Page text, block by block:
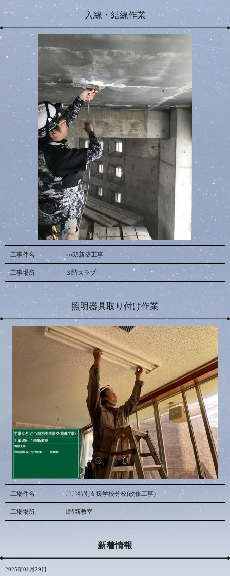
入線・結線作業
工事件名 ○○邸新築工事
工事場所 ３階スラブ
照明器具取り付け作業
工場件名 〇〇特別支援学校分校(改修工事)
工場場所 1階新教室
新着情報
2025年01月29日